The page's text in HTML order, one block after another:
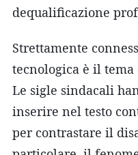
dequalificazione
Strettamente
tecnologica è il
Le sigle sindacali
inserire nel testo
per contrastare il